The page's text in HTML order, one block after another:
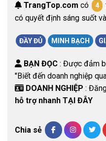
TrangTop.com có 4
có quyết định sáng suốt
ĐẦY ĐỦ MINH BẠCH
BẠN ĐỌC : Được đảm
"Biết đến doanh nghiệp
DOANH NGHIỆP :
hỗ trợ nhanh TẠI ĐÂY
Chia sẻ